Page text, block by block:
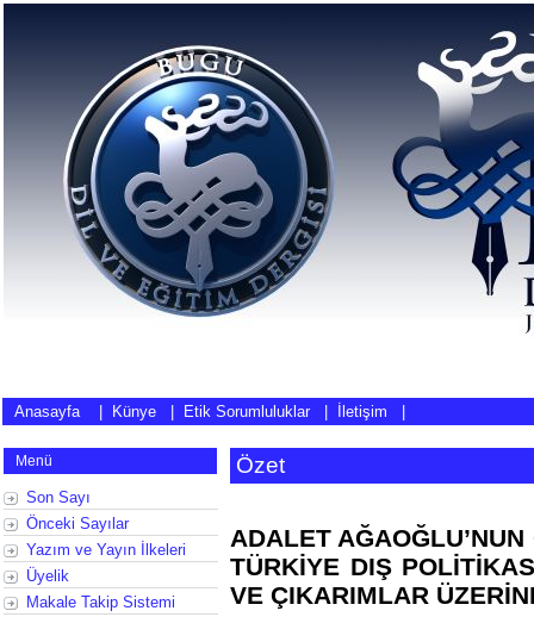
Anasayfa| Künye Etik Sorumluluklar İletişim
Menü
Son Sayı
Önceki Sayılar
Yazım ve Yayın İlkeleri
Üyelik
Makale Takip Sistemi
Özet
ADALET
TÜRKİYE DIŞ
VE ÇIKARIMLAR